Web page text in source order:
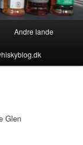
Andre lande
Glen